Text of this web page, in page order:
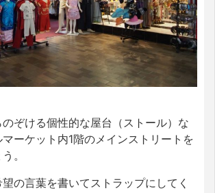
ぞける個性的な屋台（ストール）な
ーケット内1階のメインストリートを
。
の言葉を書いてストラップにしてく